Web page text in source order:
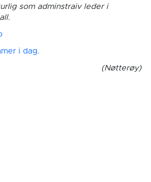
som adminstraiv leder i
i dag.
(Nøtterøy)